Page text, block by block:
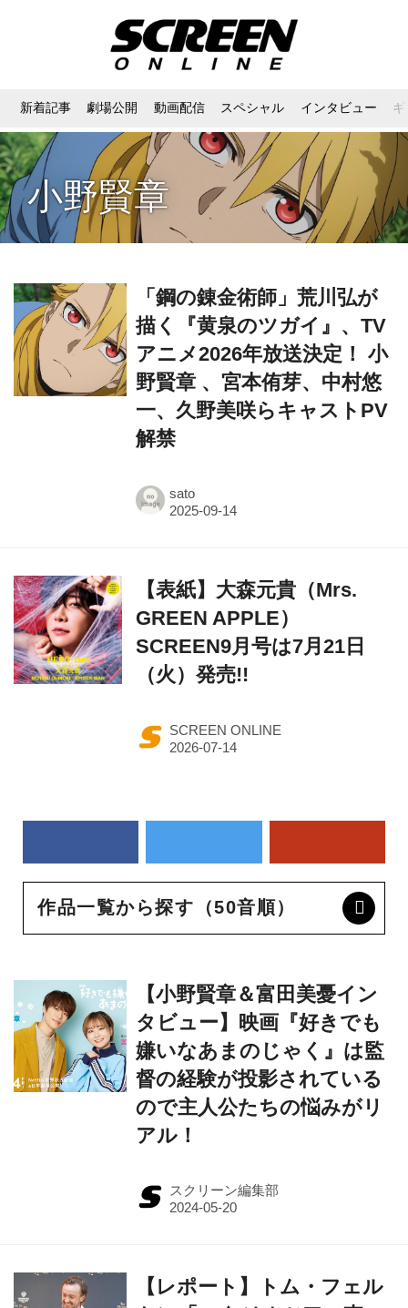
新着記事 劇場公開 動画配信 スペシャル インタビュー
小野賢章
「鋼の錬金術師」荒川弘が
描く『黄泉のツガイ』、TV
アニメ2026年放送決定！ 小
野賢章 、宮本侑芽、中村悠
一、久野美咲らキャストPV
解禁
sato
【表紙】大森元貴（Mrs.
GREEN APPLE）
SCREEN9月号は7月21日
（火）発売!!
SCREEN ONLINE
作品一覧から探す（50音順）
【小野賢章＆富田美憂イン
タビュー】映画『好きでも
嫌いなあまのじゃく』は監
督の経験が投影されている
ので主人公たちの悩みがリ
アル！
スクリーン編集部
【レポート】トム・フェル